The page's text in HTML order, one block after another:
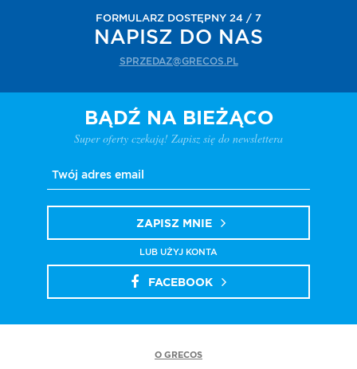
FORMULARZ DOSTĘPNY 24 / 7
NAPISZ DO NAS
SPRZEDAZ@GRECOS.PL
BĄDŹ NA BIEŻĄCO
Super oferty czekają! Zapisz się do newslettera
ZAPISZ MNIE
LUB UŻYJ KONTA
FACEBOOK
O GRECOS